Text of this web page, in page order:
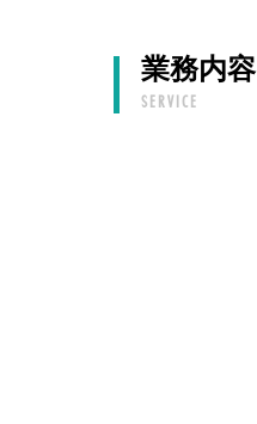
業務内容
SERVICE